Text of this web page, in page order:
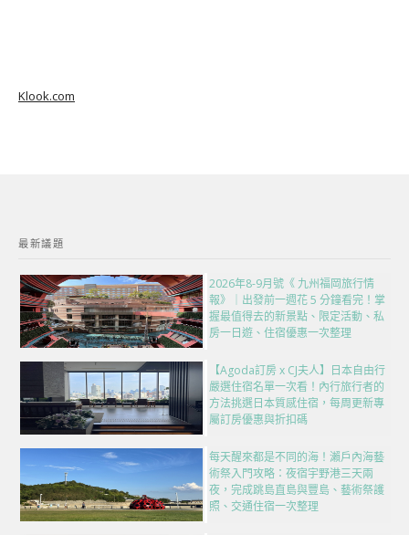
Klook.com
最新議題
2026年8-9月號《 九州福岡旅行情
報》｜出發前一週花 5 分鐘看完！掌
握最值得去的新景點、限定活動、私
房一日遊、住宿優惠一次整理
【Agoda訂房 x CJ夫人】日本自由行
嚴選住宿名單一次看！內行旅行者的
方法挑選日本質感住宿，每周更新專
屬訂房優惠與折扣碼
每天醒來都是不同的海！瀨戶內海藝
術祭入門攻略：夜宿宇野港三天兩
夜，完成跳島直島與豐島、藝術祭護
照、交通住宿一次整理